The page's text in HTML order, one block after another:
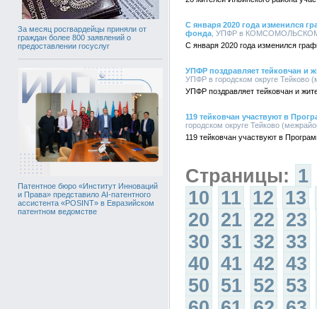
За месяц росгвардейцы приняли от
граждан более 800 заявлений о
предоставлении госуслуг
Патентное бюро «Институт Инноваций
и Права» представило AI-патентного
ассистента «POSINT» в Евразийском
патентном ведомстве
С января 2020 года изменился
фонда , УПФР в КОМСОМОЛЬСКОМ
С января 2020 года изменился
УПФР поздравляет тейковчан и
УПФР в городском округе Тейково
УПФР поздравляет тейковчан и
119 тейковчан участвуют в
городском округе Тейково
119 тейковчан участвуют в
Страницы: 1
10 11 12 13
20 21 22 23
30 31 32 33
40 41 42 43
50 51 52 53